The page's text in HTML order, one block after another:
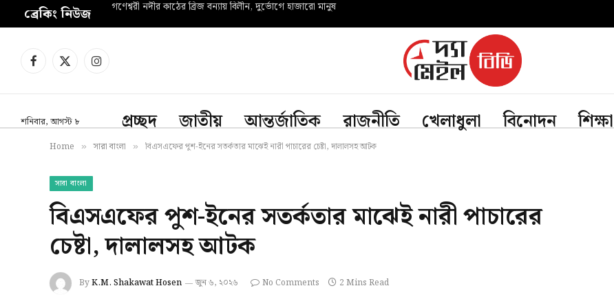
ব্রেকিং নিউজ গণেশ্বরী নদীর কাঠের ব্রিজ বন্যায় বিলীন, দুর্ভোগে হাজারো মানুষ
Facebook
X
Instagram
শনিবার, আগস্ট ৮ প্রচ্ছদ জাতীয় আন্তর্জাতিক রাজনীতি খেলাধুলা বিনোদন শিক্ষা
Home » সারা বাংলা » বিএসএফের পুশ-ইনের সতর্কতার মাঝেই নারী পাচারের চেষ্টা, দালালসহ আটক
সারা বাংলা
বিএসএফের পুশ-ইনের সতর্কতার মাঝেই নারী পাচারের
চেষ্টা, দালালসহ আটক
ByK.M. Shakawat Hosen জুন ৬, ২০২৬ No Comments 2 Mins Read